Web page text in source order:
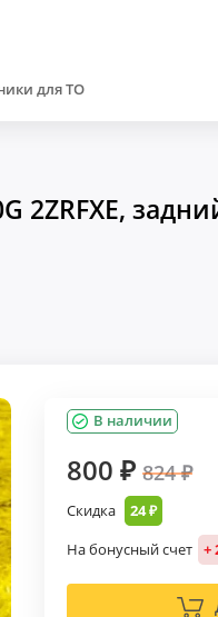
для ТО
2ZRFXE,
В наличии
800 ₽824 ₽
Скидка 24 ₽
На бонусный счет +